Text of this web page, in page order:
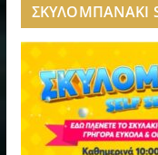
ΣΚΥΛΟΜΠΑΝΑΚΙ